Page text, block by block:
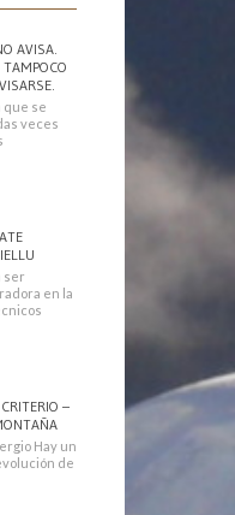
AVISA.
que se
veces
ser
en la
–
Hay un
de